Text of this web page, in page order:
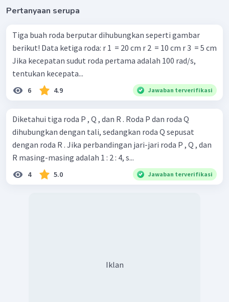
Pertanyaan serupa
Tiga buah roda berputar dihubungkan seperti gambar
berikut! Data ketiga roda: r 1 ​ = 20 cm r 2 ​ = 10 cm r 3 ​ = 5 cm
Jika kecepatan sudut roda pertama adalah 100 rad/s,
tentukan kecepata...
6 4.9 Jawaban terverifikasi
Diketahui tiga roda P , Q , dan R . Roda P dan roda Q
dihubungkan dengan tali, sedangkan roda Q sepusat
dengan roda R . Jika perbandingan jari-jari roda P , Q , dan
R masing-masing adalah 1 : 2 : 4, s...
4 5.0 Jawaban terverifikasi
Iklan